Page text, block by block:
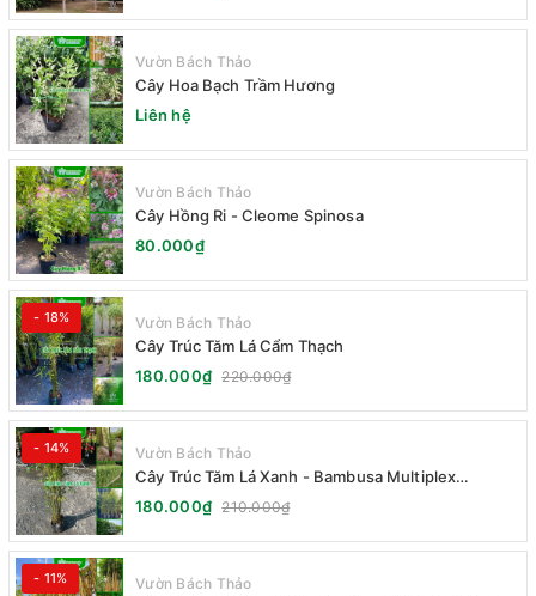
Vườn Bách Thảo
Cây Hoa Bạch Trầm Hương
Liên hệ
Vườn Bách Thảo
Cây Hồng Ri - Cleome Spinosa
80.000₫
- 18% Vườn Bách Thảo
Cây Trúc Tăm Lá Cẩm Thạch
180.000₫ 220.000₫
- 14% Vườn Bách Thảo
Cây Trúc Tăm Lá Xanh - Bambusa Multiplex
Fernleaf
180.000₫ 210.000₫
- 11% Vườn Bách Thảo